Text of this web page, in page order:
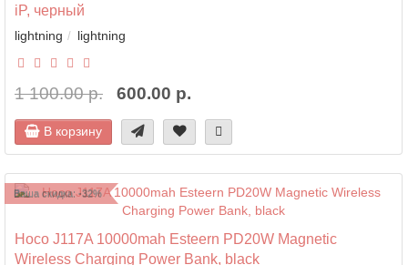
iP, черный
lightning lightning
1 100.00 р. 600.00 р.
В корзину
Ваша скидка: -32%
Hoco J117A 10000mah Esteern PD20W Magnetic
Wireless Charging Power Bank, black